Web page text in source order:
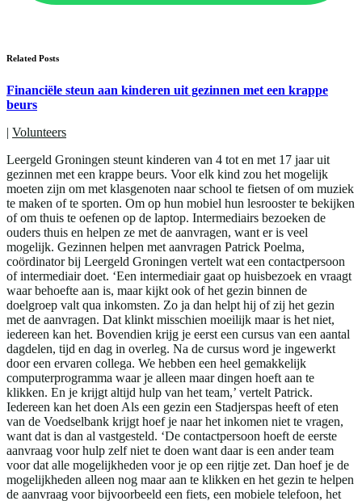
Related Posts
Financiële steun aan kinderen uit gezinnen met een krappe
beurs
| Volunteers
Leergeld Groningen steunt kinderen van 4 tot en met 17 jaar uit
gezinnen met een krappe beurs. Voor elk kind zou het mogelijk
moeten zijn om met klasgenoten naar school te fietsen of om muziek
te maken of te sporten. Om op hun mobiel hun lesrooster te bekijken
of om thuis te oefenen op de laptop. Intermediairs bezoeken de
ouders thuis en helpen ze met de aanvragen, want er is veel
mogelijk. Gezinnen helpen met aanvragen Patrick Poelma,
coördinator bij Leergeld Groningen vertelt wat een contactpersoon
of intermediair doet. ‘Een intermediair gaat op huisbezoek en vraagt
waar behoefte aan is, maar kijkt ook of het gezin binnen de
doelgroep valt qua inkomsten. Zo ja dan helpt hij of zij het gezin
met de aanvragen. Dat klinkt misschien moeilijk maar is het niet,
iedereen kan het. Bovendien krijg je eerst een cursus van een aantal
dagdelen, tijd en dag in overleg. Na de cursus word je ingewerkt
door een ervaren collega. We hebben een heel gemakkelijk
computerprogramma waar je alleen maar dingen hoeft aan te
klikken. En je krijgt altijd hulp van het team,’ vertelt Patrick.
Iedereen kan het doen Als een gezin een Stadjerspas heeft of eten
van de Voedselbank krijgt hoef je naar het inkomen niet te vragen,
want dat is dan al vastgesteld. ‘De contactpersoon hoeft de eerste
aanvraag voor hulp zelf niet te doen want daar is een ander team
voor dat alle mogelijkheden voor je op een rijtje zet. Dan hoef je de
mogelijkheden alleen nog maar aan te klikken en het gezin te helpen
de aanvraag voor bijvoorbeeld een fiets, een mobiele telefoon, het